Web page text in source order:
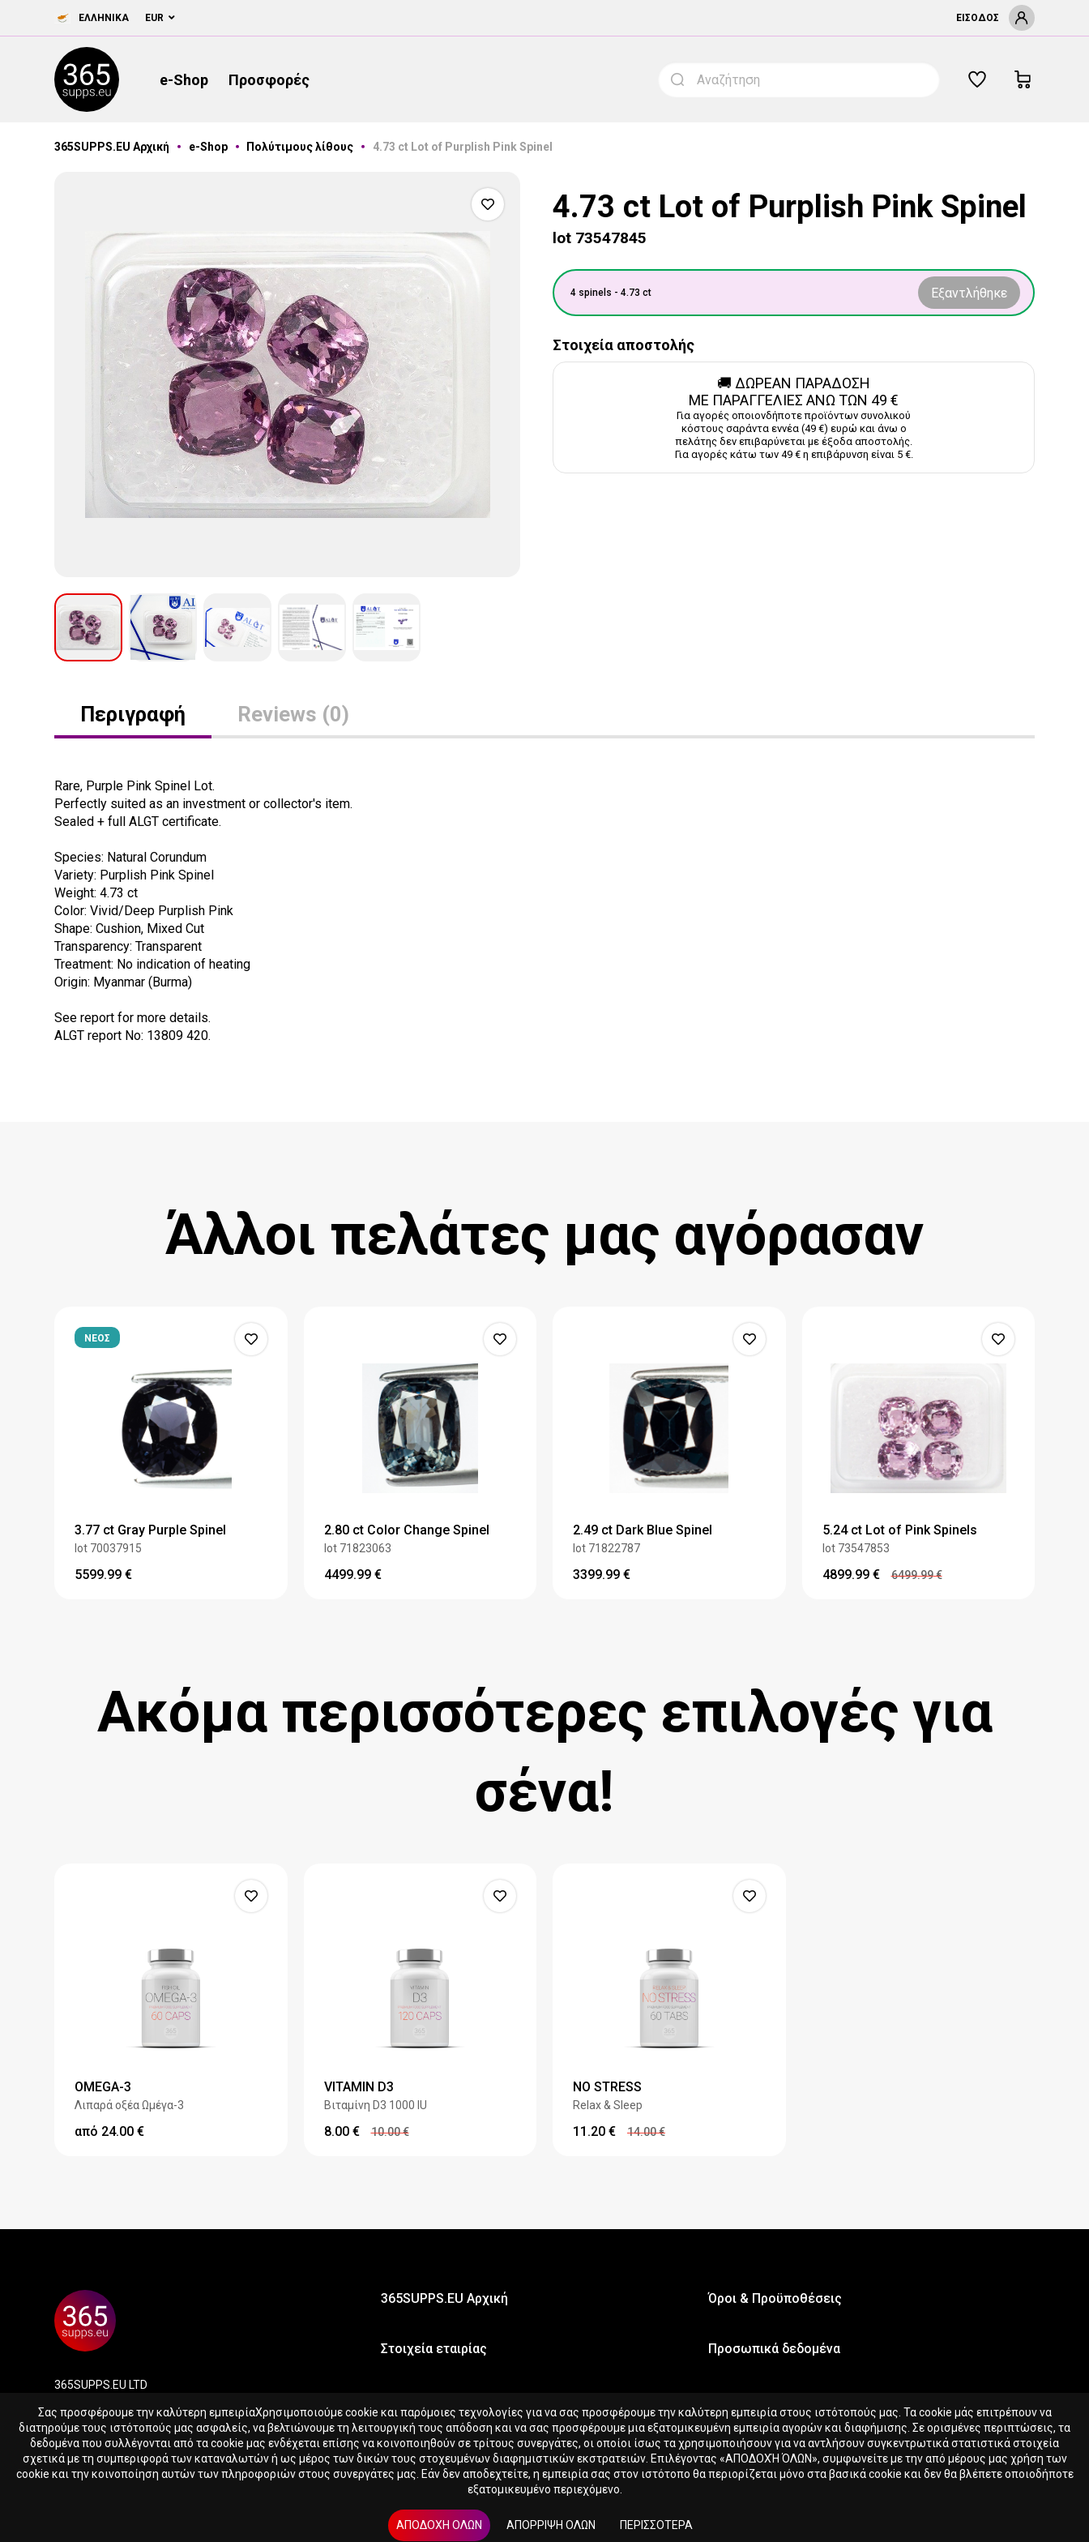
ΕΛΛΗΝΙΚΆ EUR ΕΊΣΟΔΟΣ
e-Shop Προσφορές
365SUPPS.EU Αρχική e-Shop Πολύτιμους λίθους 4.73 ct Lot of Purplish Pink Spinel
4.73 ct Lot of Purplish Pink Spinel
lot 73547845
4 spinels - 4.73 ct Εξαντλήθηκε
4.73 ct Lot of Purplish Pink Spinel
Στοιχεία αποστολής
🚚 ΔΩΡΕΑΝ ΠΑΡΑΔΟΣΗ
ΜΕ ΠΑΡΑΓΓΕΛΙΕΣ ΑΝΩ ΤΩΝ 49 €
Για αγορές οποιονδήποτε προϊόντων συνολικού
κόστους σαράντα εννέα (49 €) ευρώ και άνω ο
πελάτης δεν επιβαρύνεται με έξοδα αποστολής.
Για αγορές κάτω των 49 € η επιβάρυνση είναι 5 €.
Περιγραφή Reviews (0)
Rare, Purple Pink Spinel Lot.
Perfectly suited as an investment or collector's item.
Sealed + full ALGT certificate.
Species: Natural Corundum
Variety: Purplish Pink Spinel
Weight: 4.73 ct
Color: Vivid/Deep Purplish Pink
Shape: Cushion, Mixed Cut
Transparency: Transparent
Treatment: No indication of heating
Origin: Myanmar (Burma)
See report for more details.
ALGT report No: 13809 420.
Άλλοι πελάτες μας αγόρασαν
ΝΕΟΣ
3.77 ct Gray Purple Spinel
lot 70037915
5599.99 €
2.80 ct Color Change Spinel
lot 71823063
4499.99€
2.49 ct Dark Blue Spinel
lot 71822787
3399.99 €
5.24 ct Lot of Pink Spinels
lot 73547853
4899.99€ 6499.99€
Ακόμα περισσότερες επιλογές για
σένα!
OMEGA-3
Λιπαρά οξέα Ωμέγα-3
από 24.00 €
VITAMIN D3
Βιταμίνη D3 1000 IU
8.00€ 10.00€
NO STRESS
Relax & Sleep
11.20 € 14.00€
365SUPPS.EU LTD
Skaloupion 16, Peyia, 8575, Cyprus
365SUPPS.EU Αρχική
Στοιχεία εταιρίας
Όροι & Προϋποθέσεις
Προσωπικά δεδομένα
Σας προσφέρουμε την καλύτερη εμπειρίαΧρησιμοποιούμε cookie και παρόμοιες τεχνολογίες για να σας προσφέρουμε την καλύτερη εμπειρία στους ιστότοπούς μας. Τα cookie μάς επιτρέπουν να
διατηρούμε τους ιστότοπούς μας ασφαλείς, να βελτιώνουμε τη λειτουργική τους απόδοση και να σας προσφέρουμε μια εξατομικευμένη εμπειρία αγορών και διαφήμισης. Σε ορισμένες περιπτώσεις, τα
δεδομένα που συλλέγονται από τα cookie μας ενδέχεται επίσης να κοινοποιηθούν σε τρίτους συνεργάτες, οι οποίοι ίσως τα χρησιμοποιήσουν για να αντλήσουν συγκεντρωτικά στατιστικά στοιχεία
σχετικά με τη συμπεριφορά των καταναλωτών ή ως μέρος των δικών τους στοχευμένων διαφημιστικών εκστρατειών. Επιλέγοντας «ΑΠΟΔΟΧΉ ΌΛΩΝ», συμφωνείτε με την από μέρους μας χρήση των
cookie και την κοινοποίηση αυτών των πληροφοριών στους συνεργάτες μας. Εάν δεν αποδεχτείτε, η εμπειρία σας στον ιστότοπο θα περιορίζεται μόνο στα βασικά cookie και δεν θα βλέπετε οποιοδήποτε
εξατομικευμένο περιεχόμενο.
ΑΠΟΔΟΧΉ ΌΛΩΝ ΑΠΌΡΡΙΨΗ ΌΛΩΝ ΠΕΡΙΣΣΌΤΕΡΑ